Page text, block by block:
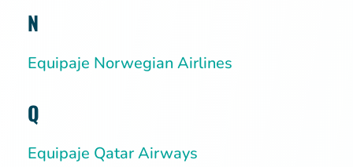
N
Equipaje Norwegian Airlines
Q
Equipaje Qatar Airways